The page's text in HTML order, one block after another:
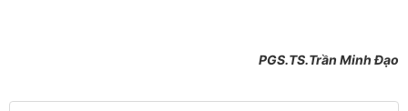
PGS.TS.Trần Minh Đạo